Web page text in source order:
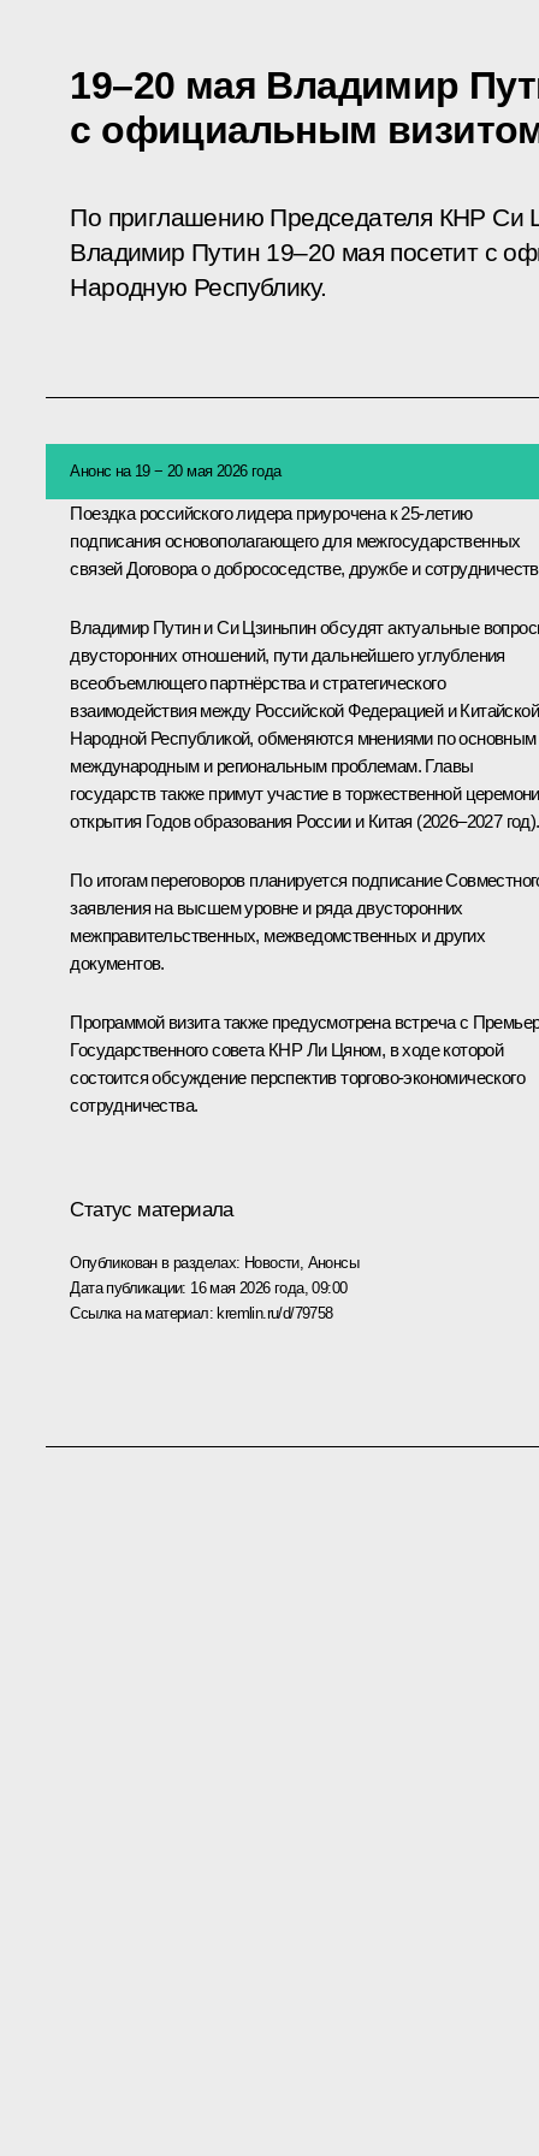
19–20 мая Владимир
с официальным
По приглашению Председателя КНР Си
Владимир Путин 19–20 мая посетит с
Народную Республику.
Анонс на 19 − 20 мая 2026 года
Поездка российского лидера приурочена к 25-летию
подписания основополагающего для межгосударственных
связей Договора о добрососедстве, дружбе и
Владимир Путин и Си Цзиньпин обсудят актуальные
двусторонних отношений, пути дальнейшего углубления
всеобъемлющего партнёрства и стратегического
взаимодействия между Российской Федерацией и Китайской
Народной Республикой, обменяются мнениями по основным
международным и региональным проблемам. Главы
государств также примут участие в торжественной
открытия Годов образования России и Китая (2026–2027 год).
По итогам переговоров планируется подписание
заявления на высшем уровне и ряда двусторонних
межправительственных, межведомственных и других
документов.
Программой визита также предусмотрена встреча с
Государственного совета КНР Ли Цяном, в ходе которой
состоится обсуждение перспектив торгово-экономического
сотрудничества.
Статус материала
Опубликован в разделах: Новости, Анонсы
Дата публикации: 16 мая 2026 года, 09:00
Ссылка на материал: kremlin.ru/d/79758